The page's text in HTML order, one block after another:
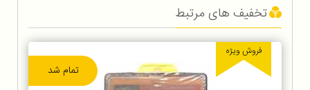
تخفیف های مرتبط
تمام شد
فروش ویژه